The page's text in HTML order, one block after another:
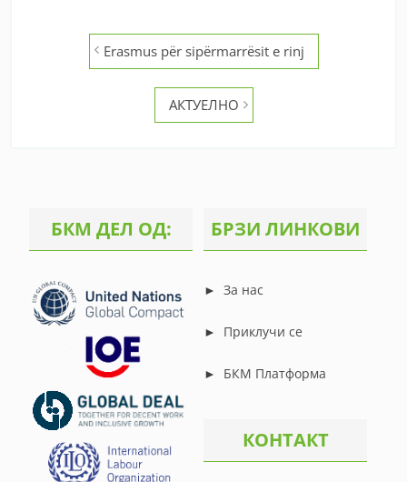
Erasmus për sipërmarrësit e rinj
АКТУЕЛНО
БКМ ДЕЛ ОД: БРЗИ ЛИНКОВИ
► За нас
► Приклучи се
► БКМ Платформа
КОНТАКТ